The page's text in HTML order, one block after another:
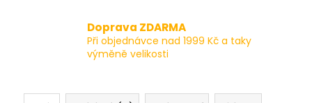
Doprava ZDARMA
Při objednávce nad 1999 Kč a taky
výměně velikosti